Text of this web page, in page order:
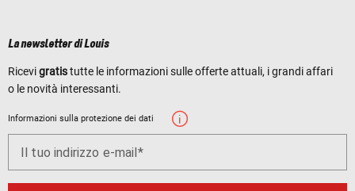
La newsletter di Louis
Ricevigratistutte le informazioni sulle offerte attuali, i grandi affari
o le novità interessanti.
Informazioni sulla protezione dei dati
Il tuo indirizzo e-mail